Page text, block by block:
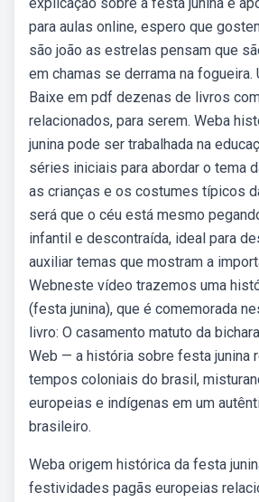
para aulas online, espero que
são joão as estrelas pensam que
em chamas se derrama na fogueira.
Baixe em pdf dezenas de livros
relacionados, para serem. Weba
junina pode ser trabalhada na
séries iniciais para abordar o tema
as crianças e os costumes típicos
será que o céu está mesmo
infantil e descontraída, ideal para
auxiliar temas que mostram a
Webneste vídeo trazemos uma
(festa junina), que é comemorada
livro: O casamento matuto da
Web — a história sobre festa junina
tempos coloniais do brasil,
europeias e indígenas em um
brasileiro.
Weba origem histórica da festa
festividades pagãs europeias